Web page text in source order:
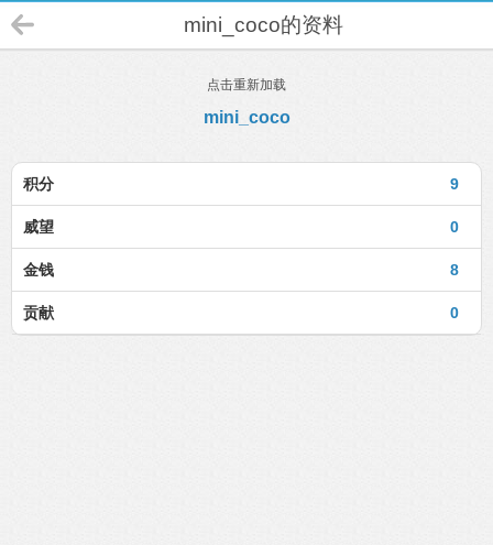
mini_coco的资料
点击重新加载
mini_coco
9
积分
0
威望
8
金钱
0
贡献